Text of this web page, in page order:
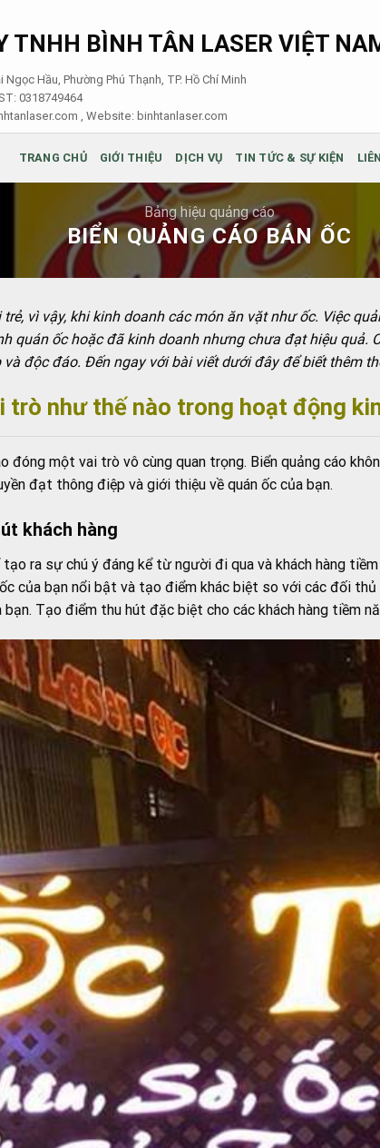
TNHH BÌNH TÂN LASER VIỆT
Hầu, Phường Phú Thạnh, TP. Hồ Chí Minh
0318749464
, Website: binhtanlaser.com
TRANG CHỦ GIỚI THIỆU DỊCH VỤ TIN TỨC & SỰ KIỆN
Bảng hiệu quảng cáo
BIỂN QUẢNG CÁO BÁN ỐC
vì vậy, khi kinh doanh các món ăn vặt như ốc. Việc
quán ốc hoặc đã kinh doanh nhưng chưa đạt hiệu quả.
độc đáo. Đến ngay với bài viết dưới đây để biết thêm
trò như thế nào trong hoạt động
đóng một vai trò vô cùng quan trọng. Biển quảng cáo
đạt thông điệp và giới thiệu về quán ốc của bạn.
khách hàng
ra sự chú ý đáng kể từ người đi qua và khách hàng
của bạn nổi bật và tạo điểm khác biệt so với các đối
Tạo điểm thu hút đặc biệt cho các khách hàng tiềm